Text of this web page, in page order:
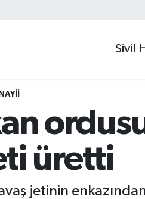
Sivil
üretti
jetinin